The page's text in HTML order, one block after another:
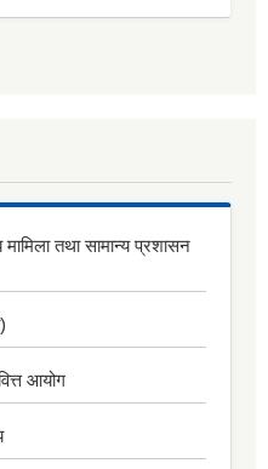
तथा सामान्य प्रशासन
आयोग